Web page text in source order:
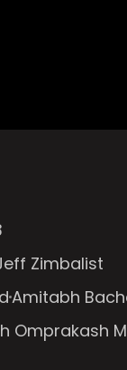
Zimbalist
Amitabh
Omprakash